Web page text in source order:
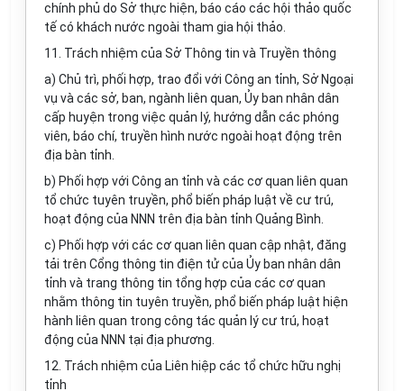
chính phủ do Sở thực hiện, báo cáo các hội thảo quốc
tế có khách nước ngoài tham gia hội thảo.
11. Trách nhiệm của Sở Thông tin và Truyền thông
a) Chủ trì, phối hợp, trao đổi với Công an tỉnh, Sở Ngoại
vụ và các sở, ban, ngành liên quan, Ủy ban nhân dân
cấp huyện trong việc quản lý, hướng dẫn các phóng
viên, báo chí, truyền hình nước ngoài hoạt động trên
địa bàn tỉnh.
b) Phối hợp với Công an tỉnh và các cơ quan liên quan
tổ chức tuyên truyền, phổ biến pháp luật về cư trú,
hoạt động của NNN trên địa bàn tỉnh Quảng Bình.
c) Phối hợp với các cơ quan liên quan cập nhật, đăng
tải trên Cổng thông tin điện tửcủa Ủy ban nhân dân
tỉnh và trang thông tin tổng hợp của các cơ quan
nhằm thông tin tuyên truyền, phổ biến pháp luật hiện
hành liên quan trong công tác quản lý cư trú, hoạt
động của NNN tại địa phương.
12. Trách nhiệm của Liên hiệp các tổ chức hữu nghị
tỉnh